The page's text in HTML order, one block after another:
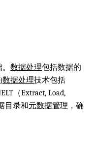
数据处理包括数据的
数据处理技术包括
（Extract, Load,
目录和元数据管理 ，确